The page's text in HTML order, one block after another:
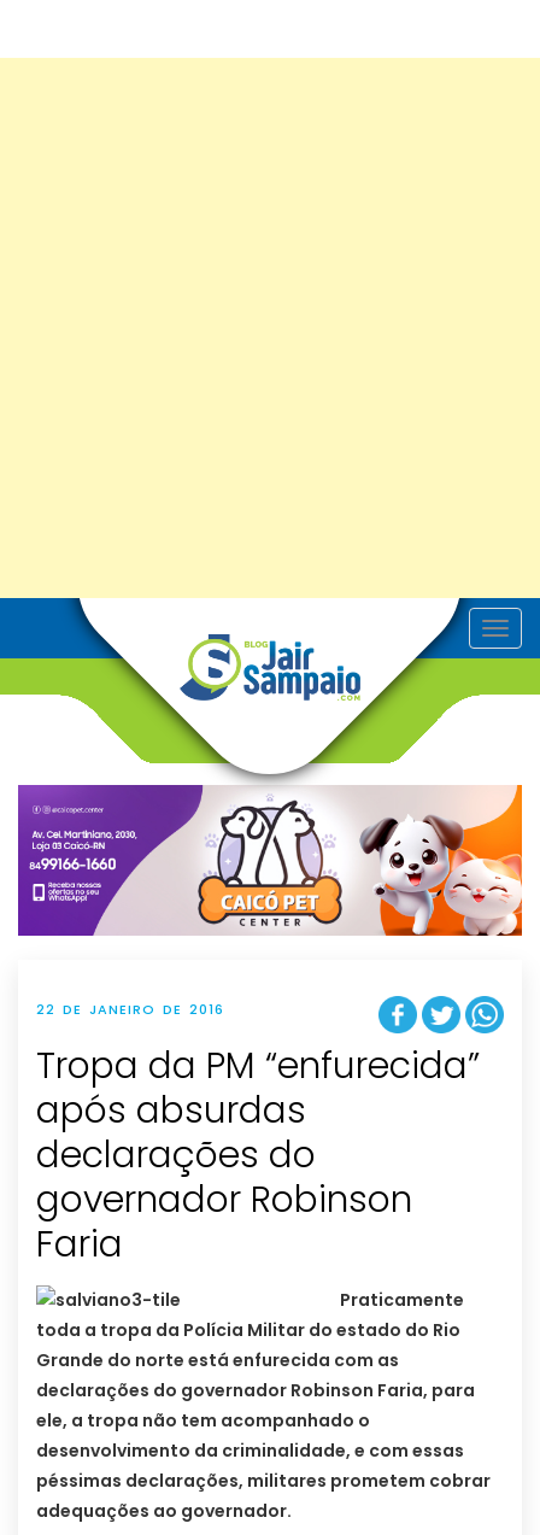
T
o
v
g
t
i
o
n
22 DE JANEIRO DE 2016
Tropa da PM “enfurecida”
após absurdas
declarações do
governador Robinson
Faria
Praticamente
toda a tropa da Polícia Militar do estado do Rio
Grande do norte está enfurecida com as
declarações do governador Robinson Faria, para
ele, a tropa não tem acompanhado o
desenvolvimento da criminalidade, e com essas
péssimas declarações, militares prometem cobrar
adequações ao governador.